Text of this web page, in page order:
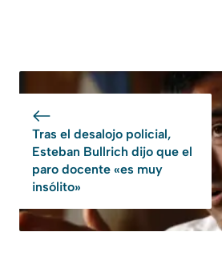
Tras el desalojo policial,
Esteban Bullrich dijo que el
paro docente «es muy
insólito»